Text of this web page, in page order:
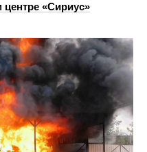
центре «Сириус»